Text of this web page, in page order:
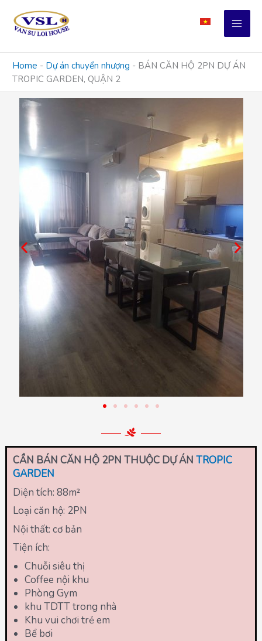
content
Home - Dự án chuyển nhượng - BÁN CĂN HỘ 2PN DỰ ÁN
TROPIC GARDEN, QUẬN 2
CẦN BÁN CĂN HỘ 2PN THUỘC DỰ ÁNTROPIC
GARDEN
Diện tích: 88m²
Loại căn hộ: 2PN
Nội thất: cơ bản
Tiện ích:
Chuỗi siêu thị
Coffee nội khu
Phòng Gym
khu TDTT trong nhà
Khu vui chơi trẻ em
Bể bơi